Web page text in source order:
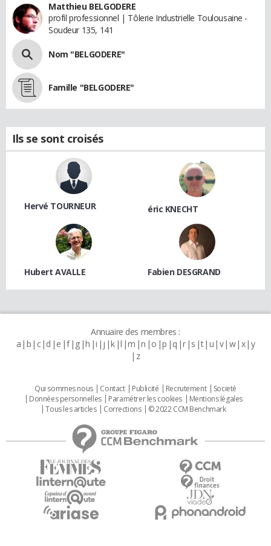
Matthieu BELGODERE
profil professionnel | Tôlerie Industrielle Toulousaine -
Soudeur 135, 141
Nom "BELGODERE"
Famille "BELGODERE"
Ils se sont croisés
Hervé TOURNEUR éric KNECHT
Hubert AVALLE Fabien DESGRAND
Annuaire des membres :
a b c d e f g h i j k l m n o p q r s t u v w x y
z
Qui sommes nous Contact Publicité Recrutement
Societé
Données personnelles
Paramétrer les cookies
Mentions légales
Tous les articles
Corrections © 2022 CCM Benchmark